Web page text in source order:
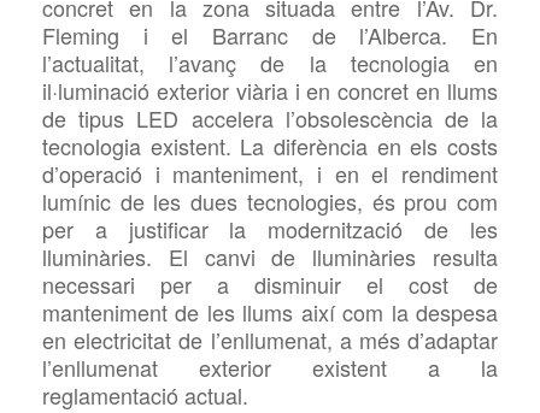
concret en la zona situada entre l’Av. Dr.
Fleming i el Barranc de l’Alberca. En
l’actualitat, l’avanç de la tecnologia en
il·luminació exterior viària i en concret en llums
de tipus LED accelera l’obsolescència de la
tecnologia existent. La diferència en els costs
d’operació i manteniment, i en el rendiment
lumínic de les dues tecnologies, és prou com
per a justificar la modernització de les
lluminàries. El canvi de lluminàries resulta
necessari per a disminuir el cost de
manteniment de les llums així com la despesa
en electricitat de l’enllumenat, a més d’adaptar
l’enllumenat exterior existent a la
reglamentació actual.